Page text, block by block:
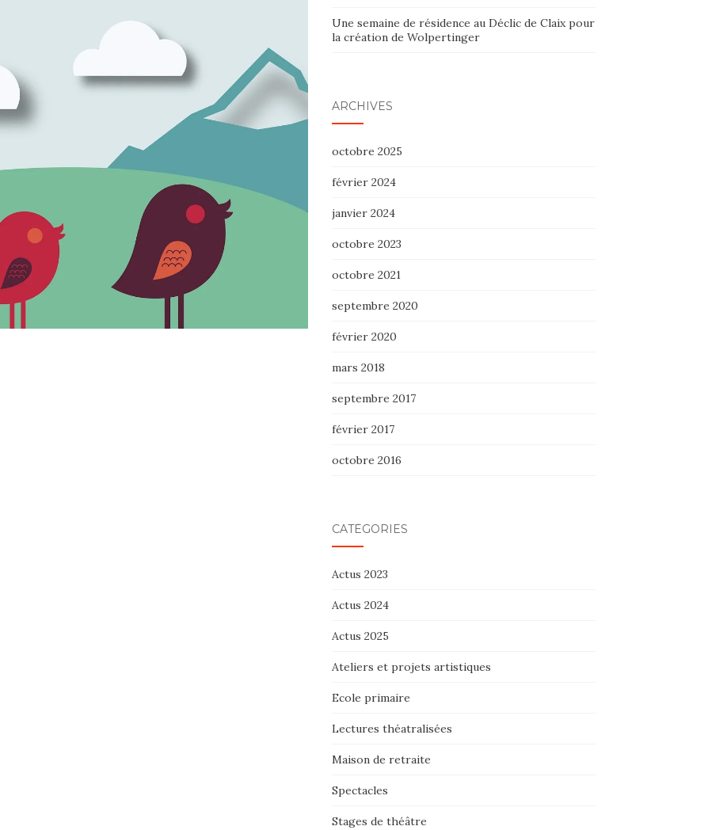
Une semaine de résidence au Déclic de Claix pour
la création de Wolpertinger
ARCHIVES
octobre 2025
février 2024
janvier 2024
octobre 2023
octobre 2021
septembre 2020
février 2020
mars 2018
septembre 2017
février 2017
octobre 2016
CATÉGORIES
Actus 2023
Actus 2024
Actus 2025
Ateliers et projets artistiques
Ecole primaire
Lectures théatralisées
Maison de retraite
Spectacles
Stages de théâtre